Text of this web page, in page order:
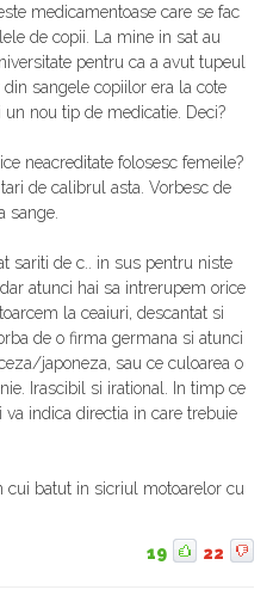
medicamentoase care se fac
de copii. La mine in sat au
pentru ca a avut tupeul
sangele copiilor era la cote
nou tip de medicatie. Deci?
neacreditate folosesc femeile?
de calibrul asta. Vorbesc de
sange.
sariti de c.. in sus pentru niste
atunci hai sa intrerupem orice
la ceaiuri, descantat si
de o firma germana si atunci
japoneza, sau ce culoarea o
Irascibil si irational. In timp ce
indica directia in care trebuie
cui batut in sicriul motoarelor cu
19 22